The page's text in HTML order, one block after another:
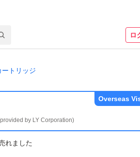
ロ
ートリッジ
by LY Corporation)
Overseas
れました